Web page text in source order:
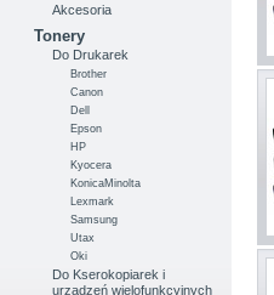
Akcesoria
Tonery
Do Drukarek
Brother
Canon
Dell
Epson
HP
Kyocera
KonicaMinolta
Lexmark
Samsung
Utax
Oki
Do Kserokopiarek i
urządzeń wielofunkcyjnych